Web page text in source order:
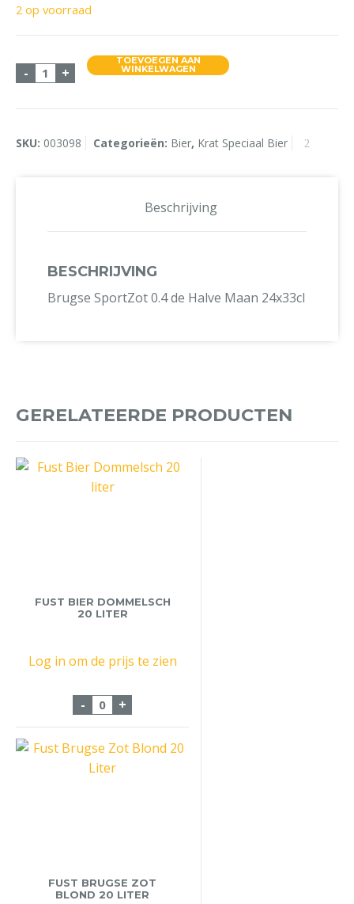
2 op voorraad
- Brugse SportZot 0.4 de Halve Maan 24x33cl aantal
+
TOEVOEGEN AAN
WINKELWAGEN
SKU: 003098 Categorieën: Bier, Krat Speciaal Bier
Beschrijving
BESCHRIJVING
Brugse SportZot 0.4 de Halve Maan 24x33cl
GERELATEERDE PRODUCTEN
FUST BIER DOMMELSCH
20 LITER
Log in om de prijs te zien
- Fust Bier Dommelsch 20 liter aantal
+
FUST BRUGSE ZOT
BLOND 20 LITER